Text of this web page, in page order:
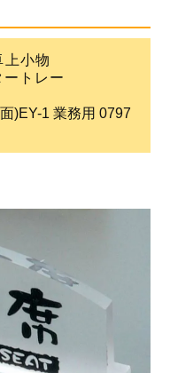
上小物
ートレー
)EY-1 業務用 0797